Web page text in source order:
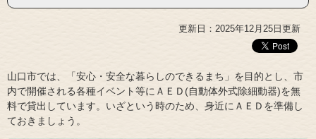
更新日：2025年12月25日更新
山口市では、「安心・安全な暮らしのできるまち」を目的とし、市
内で開催される各種イベント等にＡＥＤ(自動体外式除細動器)を無
料で貸出しています。いざという時のため、身近にＡＥＤを準備し
ておきましょう。